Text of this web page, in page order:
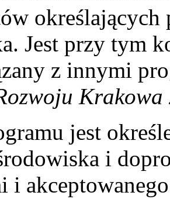
Jest przy tym
z innymi
Krakowa
jest
i
i